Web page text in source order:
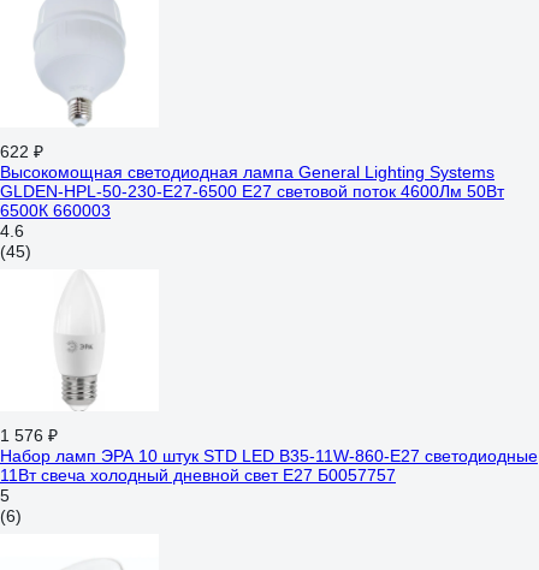
622 ₽
Высокомощная светодиодная лампа General Lighting Systems
GLDEN-HPL-50-230-E27-6500 E27 световой поток 4600Лм 50Вт
6500К 660003
4.6
(45)
1 576 ₽
Набор ламп ЭРА 10 штук STD LED B35-11W-860-E27 светодиодные
11Вт свеча холодный дневной свет Е27 Б0057757
5
(6)